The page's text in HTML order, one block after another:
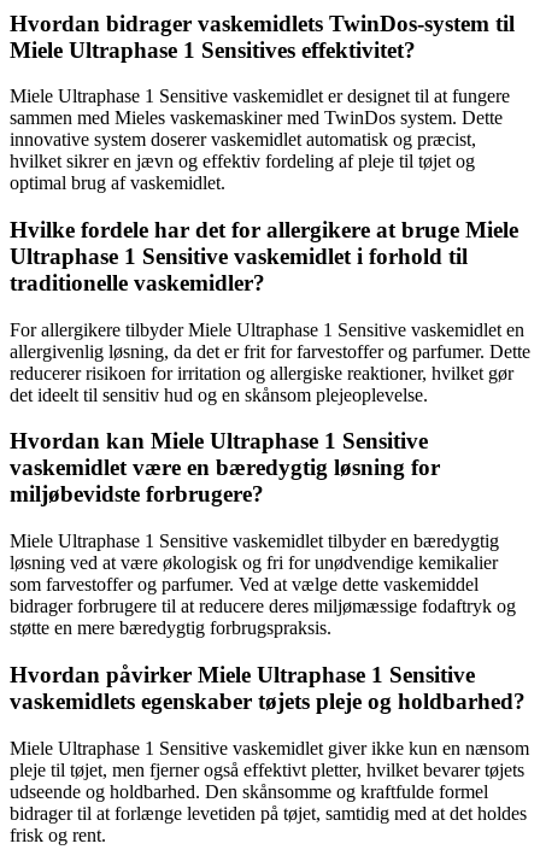
Hvordan bidrager vaskemidlets TwinDos-system til
Miele Ultraphase 1 Sensitives effektivitet?
Miele Ultraphase 1 Sensitive vaskemidlet er designet til at fungere
sammen med Mieles vaskemaskiner med TwinDos system. Dette
innovative system doserer vaskemidlet automatisk og præcist,
hvilket sikrer en jævn og effektiv fordeling af pleje til tøjet og
optimal brug af vaskemidlet.
Hvilke fordele har det for allergikere at bruge Miele
Ultraphase 1 Sensitive vaskemidlet i forhold til
traditionelle vaskemidler?
For allergikere tilbyder Miele Ultraphase 1 Sensitive vaskemidlet en
allergivenlig løsning, da det er frit for farvestoffer og parfumer. Dette
reducerer risikoen for irritation og allergiske reaktioner, hvilket gør
det ideelt til sensitiv hud og en skånsom plejeoplevelse.
Hvordan kan Miele Ultraphase 1 Sensitive
vaskemidlet være en bæredygtig løsning for
miljøbevidste forbrugere?
Miele Ultraphase 1 Sensitive vaskemidlet tilbyder en bæredygtig
løsning ved at være økologisk og fri for unødvendige kemikalier
som farvestoffer og parfumer. Ved at vælge dette vaskemiddel
bidrager forbrugere til at reducere deres miljømæssige fodaftryk og
støtte en mere bæredygtig forbrugspraksis.
Hvordan påvirker Miele Ultraphase 1 Sensitive
vaskemidlets egenskaber tøjets pleje og holdbarhed?
Miele Ultraphase 1 Sensitive vaskemidlet giver ikke kun en nænsom
pleje til tøjet, men fjerner også effektivt pletter, hvilket bevarer tøjets
udseende og holdbarhed. Den skånsomme og kraftfulde formel
bidrager til at forlænge levetiden på tøjet, samtidig med at det holdes
frisk og rent.